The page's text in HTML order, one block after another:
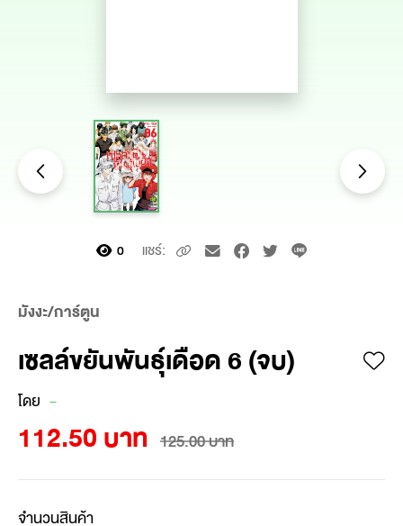
0 แชร์:
มังงะ/การ์ตูน
เซลล์ขยันพันธุ์เดือด 6 (จบ)
โดย -
112.50 บาท 125.00 บาท
จำนวนสินค้า